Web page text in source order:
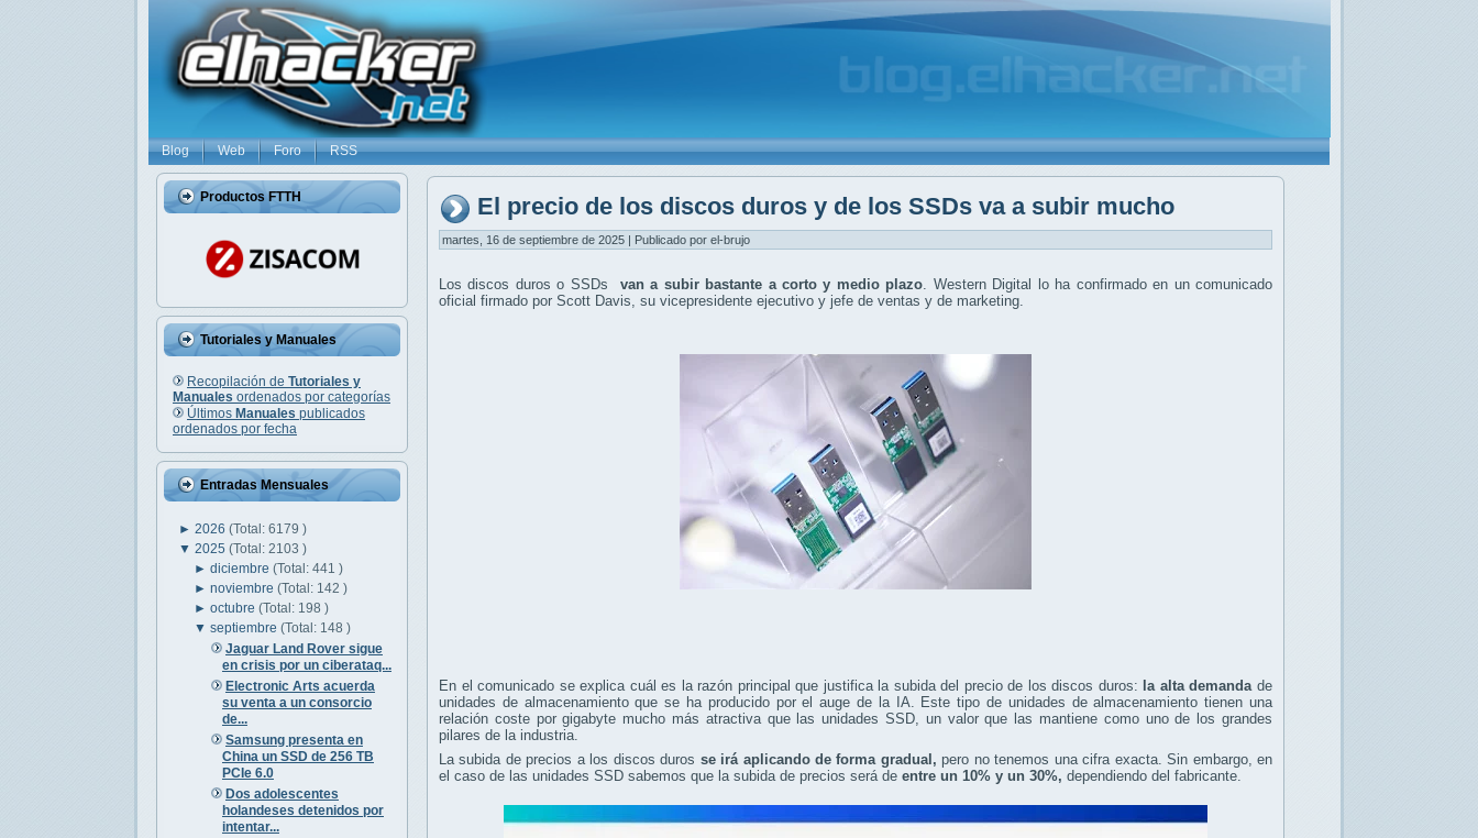
Blog Web Foro RSS
Productos FTTH
Tutoriales y Manuales
Recopilación de Tutoriales y
Manuales ordenados por categorías
Últimos Manuales publicados
ordenados por fecha
Entradas Mensuales
► 2026 (Total: 6179 )
▼ 2025 (Total: 2103 )
►diciembre(Total: 441 )
►noviembre(Total: 142 )
►octubre(Total: 198 )
▼septiembre(Total: 148 )
Jaguar Land Rover sigue
en crisis por un ciberataq...
Electronic Arts acuerda
su venta a un consorcio
de...
Samsung presenta en
China un SSD de 256 TB
PCIe 6.0
Dos adolescentes
holandeses detenidos por
intentar...
El precio de los discos duros y de los SSDs va a subir mucho
martes, 16 de septiembre de 2025 | Publicado por el-brujo
Los discos duros o SSDs van a subir bastante a corto y medio plazo . Western Digital lo ha confirmado en un comunicado
oficial firmado por Scott Davis, su vicepresidente ejecutivo y jefe de ventas y de marketing.
En el comunicado se explica cuál es la razón principal que justifica la subida del precio de los discos duros: la alta demandade
unidades de almacenamiento que se ha producido por el auge de la IA. Este tipo de unidades de almacenamiento tienen una
relación coste por gigabyte mucho más atractiva que las unidades SSD, un valor que las mantiene como uno de los grandes
pilares de la industria.
La subida de precios a los discos duros se irá aplicando de forma gradual, pero no tenemos una cifra exacta. Sin embargo, en
el caso de las unidades SSD sabemos que la subida de precios será de entre un 10% y un 30%, dependiendo del fabricante.